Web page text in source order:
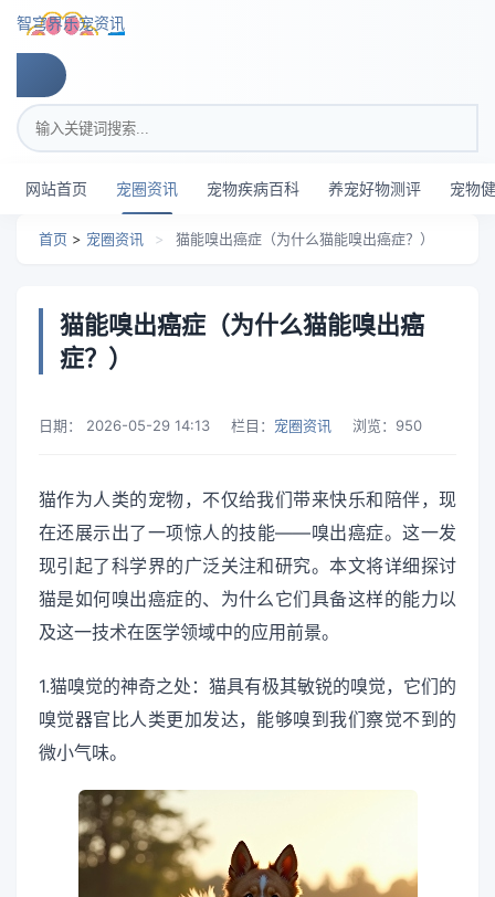
跳转到主要内容
智穹界乐宠资讯
搜索关键词
网站首页 宠圈资讯 宠物疾病百科 养宠好物测评 宠物
首页 > 宠圈资讯 > 猫能嗅出癌症（为什么猫能嗅出癌症？）
猫能嗅出癌症（为什么猫能嗅出癌
症？）
日期： 2026-05-29 14:13 栏目： 宠圈资讯 浏览： 950
猫作为人类的宠物，不仅给我们带来快乐和陪伴，现
在还展示出了一项惊人的技能——嗅出癌症。这一发
现引起了科学界的广泛关注和研究。本文将详细探讨
猫是如何嗅出癌症的、为什么它们具备这样的能力以
及这一技术在医学领域中的应用前景。
1.猫嗅觉的神奇之处：猫具有极其敏锐的嗅觉，它们的
嗅觉器官比人类更加发达，能够嗅到我们察觉不到的
微小气味。